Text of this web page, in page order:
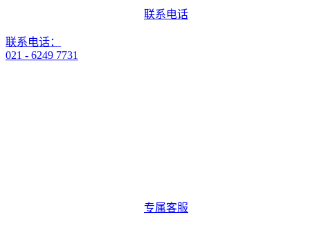
联系电话
联系电话：
021 - 6249 7731
专属客服